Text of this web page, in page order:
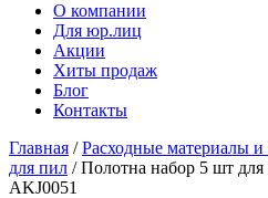
О компании
Для юр.лиц
Акции
Хиты продаж
Блог
Контакты
Главная /Расходные материалы и
для пил / Полотна набор 5 шт для
AKJ0051